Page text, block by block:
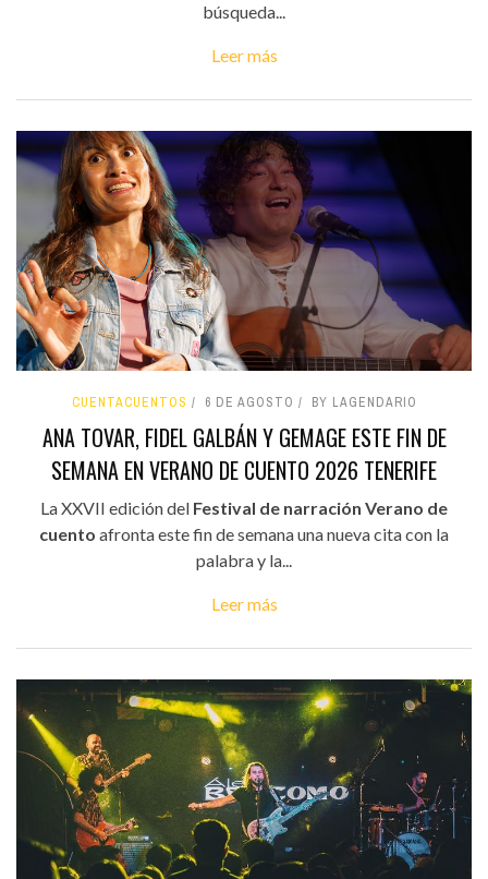
búsqueda...
Leer más
CUENTACUENTOS 6 DE AGOSTO BY LAGENDARIO
ANA TOVAR, FIDEL GALBÁN Y GEMAGE ESTE FIN DE
SEMANA EN VERANO DE CUENTO 2026 TENERIFE
La XXVII edición del Festival de narración Verano de
cuento afronta este fin de semana una nueva cita con la
palabra y la...
Leer más